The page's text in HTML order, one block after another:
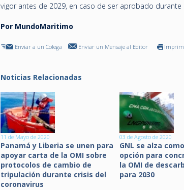
vigor antes de 2029, en caso de ser aprobado
Por MundoMaritimo
Enviar a un Colega Enviar un Mensaje al Editor
Noticias Relacionadas
11 de Mayo de 2020
Panamá y Liberia se unen para
apoyar carta de la OMI sobre
protocolos de cambio de
tripulación durante crisis del
coronavirus
03 de Agosto de 2020
GNL se alza
opción para
la OMI de
para 2030